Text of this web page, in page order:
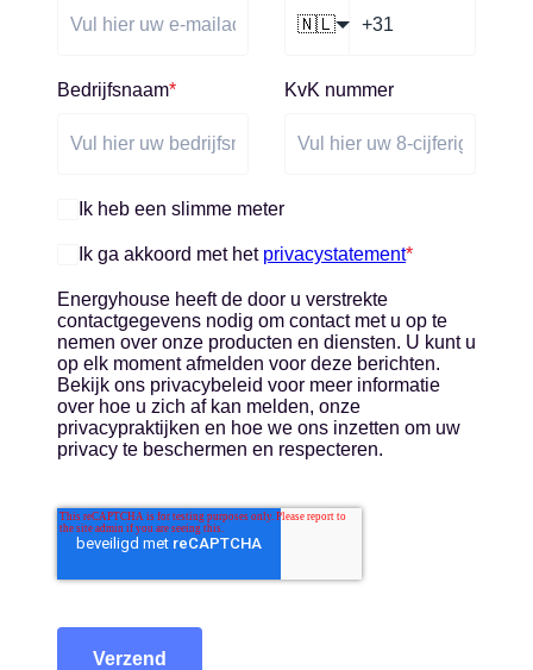
🇳🇱
Bedrijfsnaam* KvK nummer
Ik heb een slimme meter
Ik ga akkoord met het privacystatement*
Energyhouse heeft de door u verstrekte
contactgegevens nodig om contact met u op te
nemen over onze producten en diensten. U kunt u
op elk moment afmelden voor deze berichten.
Bekijk ons privacybeleid voor meer informatie
over hoe u zich af kan melden, onze
privacypraktijken en hoe we ons inzetten om uw
privacy te beschermen en respecteren.
Verzend